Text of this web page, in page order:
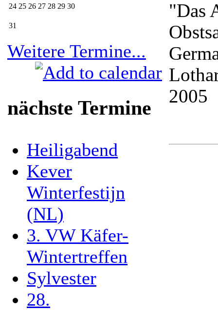
24 25 26 27 28 29 30
31
Weitere Termine...
nächste Termine
Heiligabend
Kever
Winterfestijn
(NL)
3. VW Käfer-
Wintertreffen
Sylvester
28.
"Das
2005